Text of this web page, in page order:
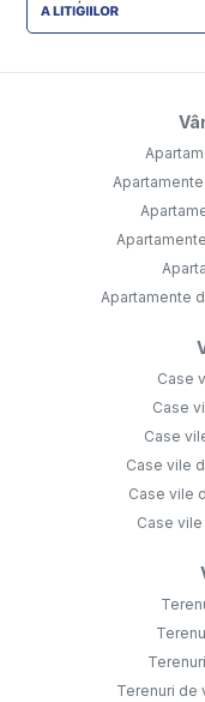
Apartamente
Case
Case
Case
Case vile
Case vile
Case
Terenuri de